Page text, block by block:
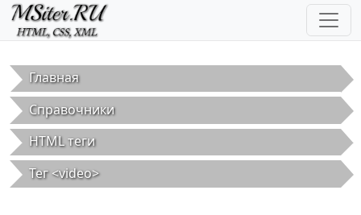
Перейти к основному содержанию
Главная
Справочники
HTML теги
Тег <video>